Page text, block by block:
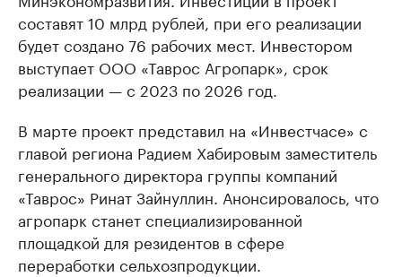
составят 10 млрд рублей, при его реализации
будет создано 76 рабочих мест. Инвестором
выступает ООО «Таврос Агропарк», срок
реализации — с 2023 по 2026 год.
В марте проект представил на «Инвестчасе» с
главой региона Радием Хабировым заместитель
генерального директора группы компаний
«Таврос» Ринат Зайнуллин. Анонсировалось, что
агропарк станет специализированной
площадкой для резидентов в сфере
переработки сельхозпродукции.